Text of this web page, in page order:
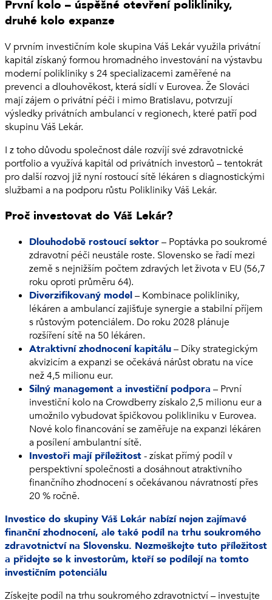
První kolo – úspěšné otevření polikliniky,
druhé kolo expanze
V prvním investičním kole skupina Váš Lekár využila privátní
kapitál získaný formou hromadného investování na výstavbu
moderní polikliniky s 24 specializacemi zaměřené na
prevenci a dlouhověkost, která sídlí v Eurovea. Že Slováci
mají zájem o privátní péči i mimo Bratislavu, potvrzují
výsledky privátních ambulancí v regionech, které patří pod
skupinu Váš Lekár.
I z toho důvodu společnost dále rozvíjí své zdravotnické
portfolio a využívá kapitál od privátních investorů – tentokrát
pro další rozvoj již nyní rostoucí sítě lékáren s diagnostickými
službami a na podporu růstu Polikliniky Váš Lekár.
Proč investovat do Váš Lekár?
Dlouhodobě rostoucí sektor– Poptávka po soukromé
zdravotní péči neustále roste. Slovensko se řadí mezi
země s nejnižším počtem zdravých let života v EU (56,7
roku oproti průměru 64).
Diverzifikovaný model– Kombinace polikliniky,
lékáren a ambulancí zajišťuje synergie a stabilní příjem
s růstovým potenciálem. Do roku 2028 plánuje
rozšíření sítě na 50 lékáren.
Atraktivní zhodnocení kapitálu– Díky strategickým
akvizicím a expanzi se očekává nárůst obratu na více
než 4,5 milionu eur.
Silný management a investiční podpora – První
investiční kolo na Crowdberry získalo 2,5 milionu eur a
umožnilo vybudovat špičkovou polikliniku v Eurovea.
Nové kolo financování se zaměřuje na expanzi lékáren
a posílení ambulantní sítě.
Investoři mají příležitost- získat přímý podíl v
perspektivní společnosti a dosáhnout atraktivního
finančního zhodnocení s očekávanou návratností přes
20 % ročně.
Investice do skupiny Váš Lekár nabízí nejen zajímavé
finanční zhodnocení, ale také podíl na trhu soukromého
zdravotnictví na Slovensku. Nezmeškejte tuto příležitost
a přidejte se k investorům, kteří se podílejí na tomto
investičním potenciálu
Získejte podíl na trhu soukromého zdravotnictví – investujte